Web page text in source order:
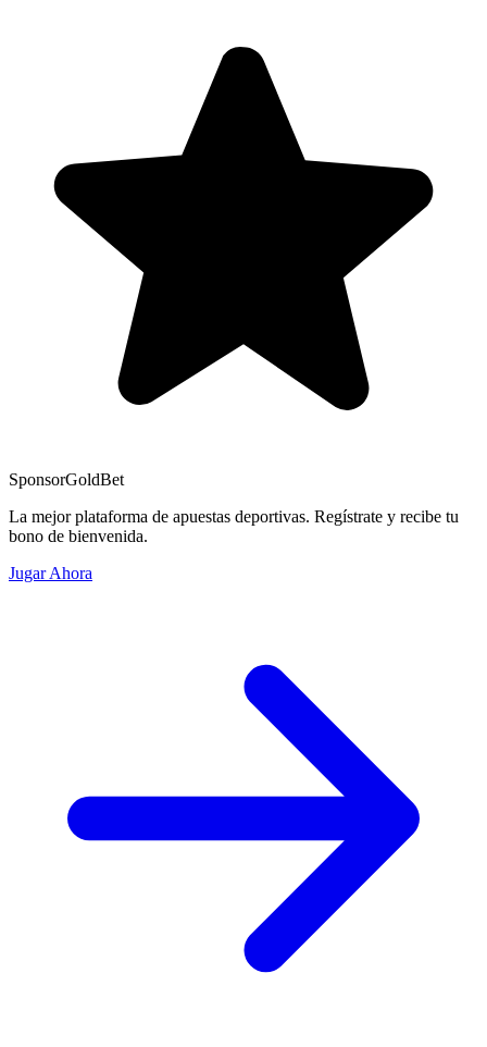
SponsorGoldBet
La mejor plataforma de apuestas deportivas. Regístrate y recibe tu
bono de bienvenida.
Jugar Ahora